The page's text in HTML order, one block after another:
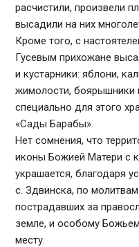
расчистили, произвели
высадили на них
Кроме того, с
Гусевым прихожане
и кустарники: яблони,
жимолости, боярышники
специально для этого
«Сады Барабы».
Нет сомнения, что
иконы Божией Матери с
украшается, благодаря
с. Здвинска, по
пострадавших за
земле, и особому
месту.